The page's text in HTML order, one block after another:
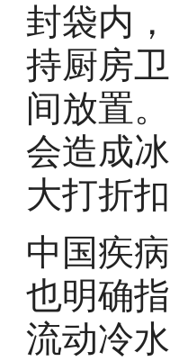
封袋内
持厨房
间放置
会造成
大打折扣
中国疾
也明确
流动冷